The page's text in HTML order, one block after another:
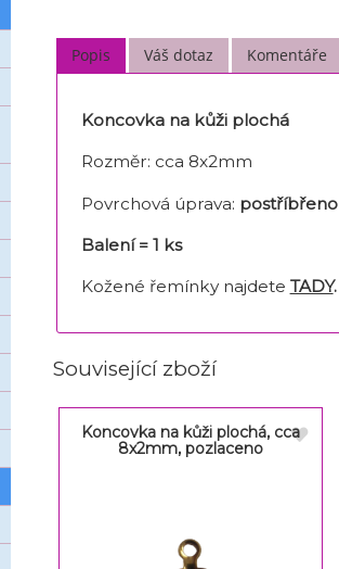
Popis Váš dotaz Komentáře
Koncovka na kůži plochá
Rozměr: cca 8x2mm
Povrchová úprava: postříbřeno
Balení = 1 ks
Kožené řemínky najdete TADY.
Související zboží
Koncovka na kůži plochá, cca
8x2mm, pozlaceno